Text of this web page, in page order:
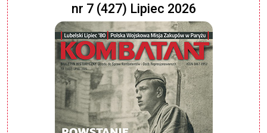
nr 7 (427) Lipiec 2026